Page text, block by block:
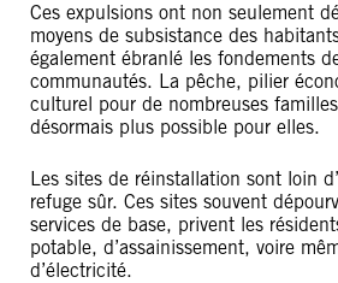
Ces expulsions ont non seulement
moyens de subsistance des
également ébranlé les fondements
communautés. La pêche, pilier
culturel pour de nombreuses
désormais plus possible pour elles.
Les sites de réinstallation sont loin
refuge sûr. Ces sites souvent
services de base, privent les
potable, d’assainissement, voire
d’électricité.